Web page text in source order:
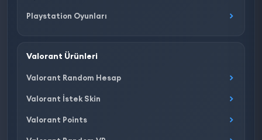
Playstation Oyunları
Valorant Ürünleri
Valorant Random Hesap
Valorant İstek Skin
Valorant Points